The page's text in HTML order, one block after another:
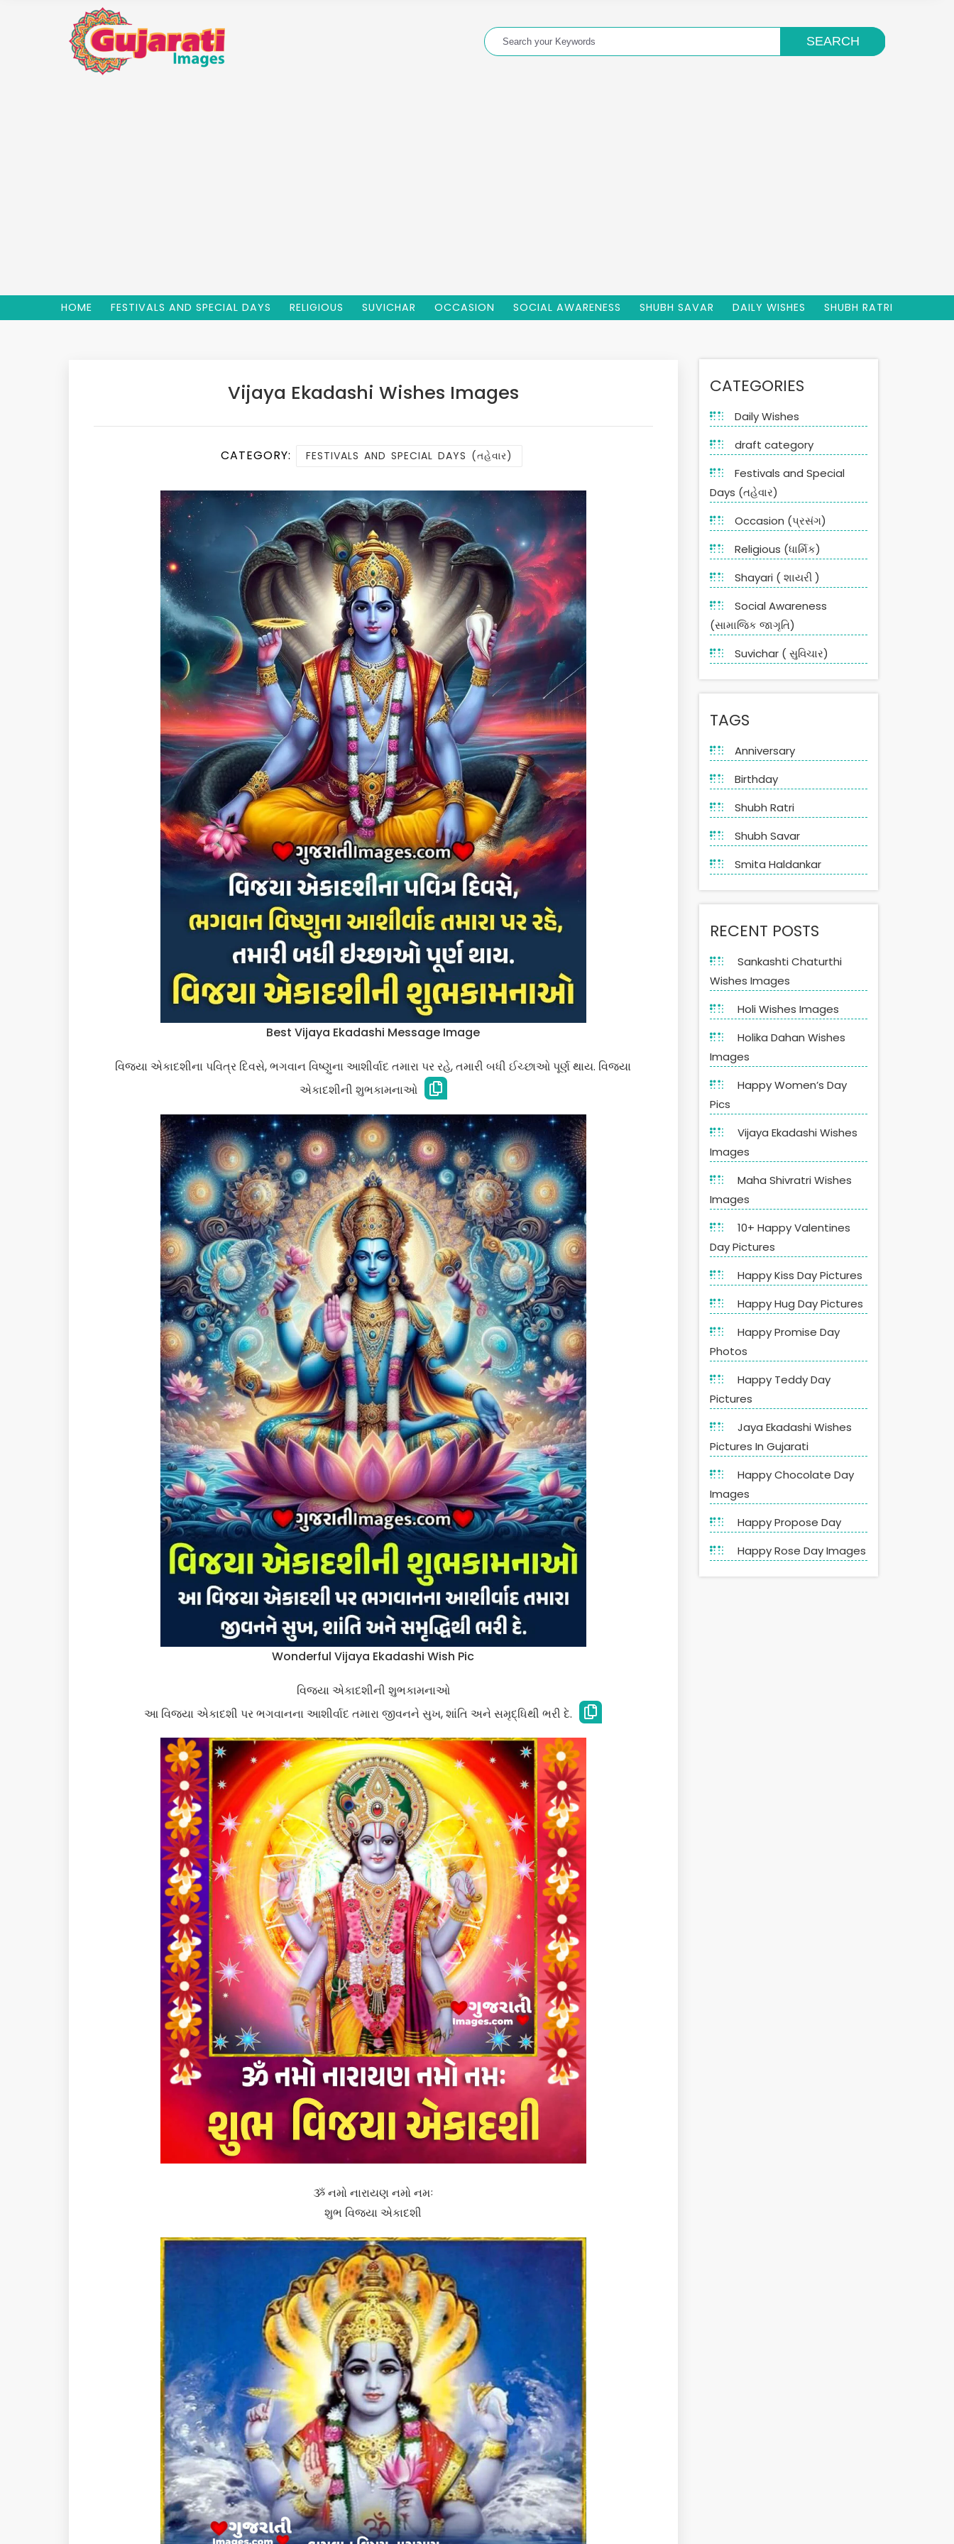
HOME FESTIVALS AND SPECIAL DAYS RELIGIOUS SUVICHAR OCCASION SOCIAL AWARENESS SHUBH SAVAR DAILY WISHES SHUBH RATRI
Vijaya Ekadashi Wishes Images
CATEGORY: FESTIVALS AND SPECIAL DAYS (તહેવાર)
Best Vijaya Ekadashi Message Image
વિજયા એકાદશીના પવિત્ર દિવસે, ભગવાન વિષ્ણુના આશીર્વાદ તમારા પર રહે, તમારી બધી ઈચ્છાઓ પૂર્ણ થાય. વિજયા
એકાદશીની શુભકામનાઓ
Wonderful Vijaya Ekadashi Wish Pic
વિજયા એકાદશીની શુભકામનાઓ
આ વિજયા એકાદશી પર ભગવાનના આશીર્વાદ તમારા જીવનને સુખ, શાંતિ અને સમૃદ્ધિથી ભરી દે.
ૐ નમો નારાયણ નમો નમઃ
શુભ વિજયા એકાદશી
CATEGORIES
Daily Wishes
draft category
Festivals and Special
Days (તહેવાર)
Occasion (પ્રસંગ)
Religious (ધાર્મિક)
Shayari ( શાયરી )
Social Awareness
(સામાજિક જાગૃતિ)
Suvichar ( સુવિચાર)
TAGS
Anniversary
Birthday
Shubh Ratri
Shubh Savar
Smita Haldankar
RECENT POSTS
Sankashti Chaturthi
Wishes Images
Holi Wishes Images
Holika Dahan Wishes
Images
Happy Women’s Day
Pics
Vijaya Ekadashi Wishes
Images
Maha Shivratri Wishes
Images
10+ Happy Valentines
Day Pictures
Happy Kiss Day Pictures
Happy Hug Day Pictures
Happy Promise Day
Photos
Happy Teddy Day
Pictures
Jaya Ekadashi Wishes
Pictures In Gujarati
Happy Chocolate Day
Images
Happy Propose Day
Happy Rose Day Images